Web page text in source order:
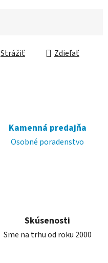
Strážiť Zdieľať
Kamenná predajňa
Osobné poradenstvo
Skúsenosti
Sme na trhu od roku 2000